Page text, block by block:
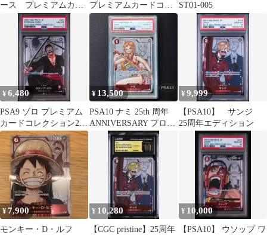
ース プレミアムカー
ドコレクション 25周年
エディション
プレミアムカードコレ
クション25周年エディ
ション
ST01-005
¥6,480
PSA9 ゾロ プレミアム
カードコレクション25
周年エディション
¥ 13,500
PSA10 ナミ 25th 周年
ANNIVERSARY プロモ
（良番）
¥9,999
【PSA10】 サンジ
25周年エディション
¥7,900
モンキー・D・ルフ
¥ 10,280
【CGC pristine】25周年
¥ 10,000
【PSA10】 ウソップ ワ